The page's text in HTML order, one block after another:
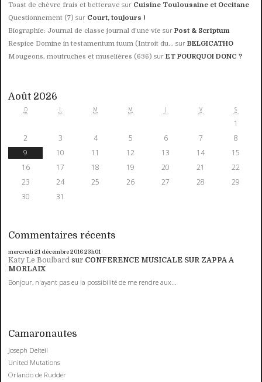
Toast de chèvre frais et betterave sur Cuisine Toulousaine et Occitane
Questionnement (7) sur Court, toujours !
Biographie: Journal de classe journal d'une vie surPost & Scriptum
Respice Domine in testamentum tuum (Introit du... surBELGICATHO
Mougeons, moutruches et muselières (636) surET POURQUOI DONC ?
Août 2026
D L M M J V S
1
2
3 4 5 6 7
8
9
10 11 12 13 14
15
16
17 18 19 20 21
22
23
24 25 26 27 28
29
30
31
Commentaires récents
mercredi 21 décembre 201623h01
Katy Le Boulbard sur CONFERENCE MUSICALE SUR ZAPPA A
MORLAIX
Bonjour, n'ayant pas eu la possibilité de me rendre aux...
Camaronautes
Joseph Delteil
United Mutations
Orlando de Rudder